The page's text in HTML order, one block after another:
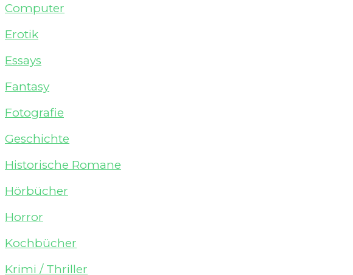
Computer
Erotik
Essays
Fantasy
Fotografie
Geschichte
Historische Romane
Hörbücher
Horror
Kochbücher
Krimi / Thriller